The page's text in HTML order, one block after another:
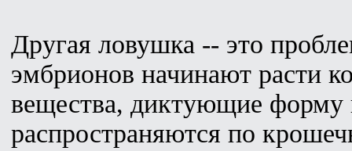
Другая ловушка -- это
эмбрионов начинают расти
вещества, диктующие форму
распространяются по